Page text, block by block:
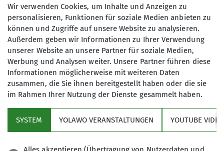
Tourenberichte Tourenberichte 2022
Bike und Wein an der Mainschleife
Tourenbericht
01.01.2022
mehr erfahren
Wir verwenden Cookies, um Inhalte und Anzeigen zu
personalisieren, Funktionen für soziale Medien anbieten zu
können und Zugriffe auf unsere Website zu analysieren.
Außerdem geben wir Informationen zu Ihrer Verwendung
unserer Website an unsere Partner für soziale Medien,
Werbung und Analysen weiter. Unsere Partner führen diese
Informationen möglicherweise mit weiteren Daten
zusammen, die Sie ihnen bereitgestellt haben oder die sie
im Rahmen Ihrer Nutzung der Dienste gesammelt haben.
SYSTEM YOLAWO VERANSTALTUNGEN YOUTUBE